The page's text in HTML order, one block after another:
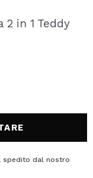
fare i tuoi
dei tuoi ordini e
in 1 Teddy
spedito dal nostro